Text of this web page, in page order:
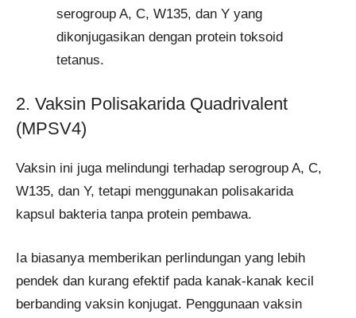
serogroup A, C, W135, dan Y yang
dikonjugasikan dengan protein toksoid
tetanus.​
2. Vaksin Polisakarida Quadrivalent
(MPSV4)
Vaksin ini juga melindungi terhadap serogroup A, C,
W135, dan Y, tetapi menggunakan polisakarida
kapsul bakteria tanpa protein pembawa.
Ia biasanya memberikan perlindungan yang lebih
pendek dan kurang efektif pada kanak-kanak kecil
berbanding vaksin konjugat. Penggunaan vaksin